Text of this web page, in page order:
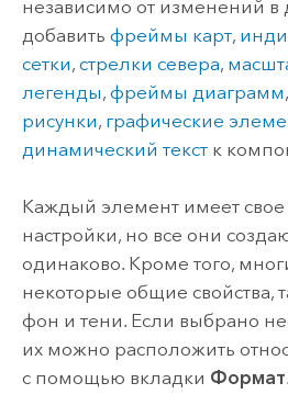
независимо от изменений
добавить фреймы карт,
сетки, стрелки севера,
легенды, фреймы диаграмм,
рисунки, графические
динамический текстк
Каждый элемент имеет
настройки, но все они
одинаково. Кроме того,
некоторые общие свойства,
фон и тени. Если выбрано
их можно расположить
с помощью вкладки Формат.